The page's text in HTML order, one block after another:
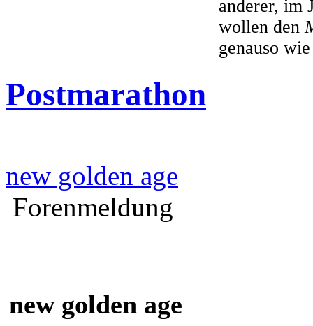
anderer, im
wollen den
genauso
Postmarathon
new golden age
Forenmeldung
new golden age